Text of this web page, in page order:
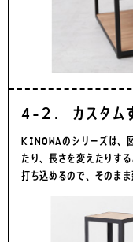
4-2. カスタム
KINOWAのシリーズは、
たり、長さを変えたりす
打ち込めるので、そのま